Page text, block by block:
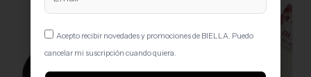
Acepto recibir novedades y promociones de BIELLA. Puedo
cancelar mi suscripción cuando quiera.